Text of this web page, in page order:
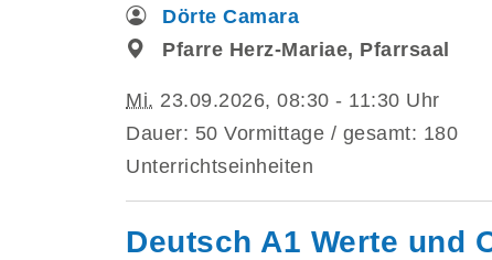
Dörte Camara
Pfarre Herz-Mariae, Pfarrsaal
Mi. 23.09.2026, 08:30 - 11:30 Uhr
Dauer: 50 Vormittage / gesamt: 180
Unterrichtseinheiten
Deutsch A1 Werte und